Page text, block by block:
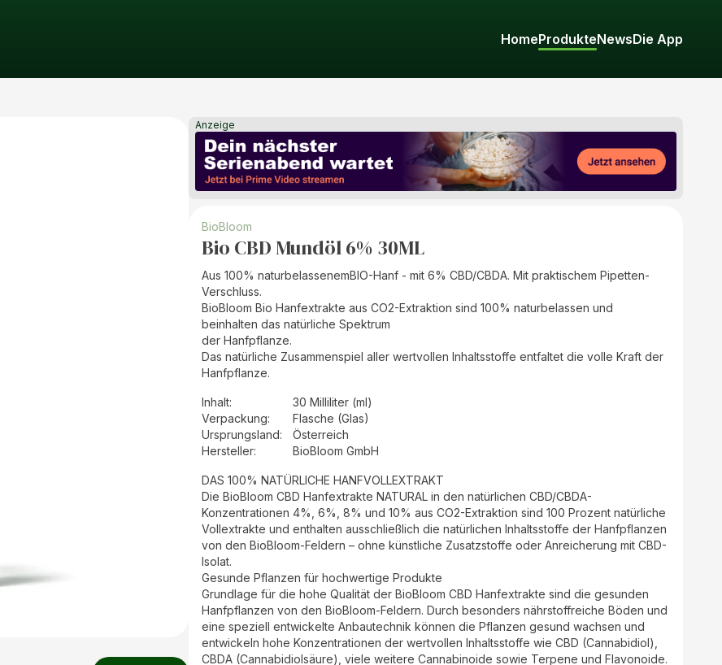
HomeProdukteNewsDie App
Anzeige
BioBloom
Bio CBD Mundöl 6% 30ML
Aus 100% naturbelassenemBIO-Hanf - mit 6% CBD/CBDA. Mit praktischem Pipetten-
Verschluss.
BioBloom Bio Hanfextrakte aus CO2-Extraktion sind 100% naturbelassen und
beinhalten das natürliche Spektrum
der Hanfpflanze.
Das natürliche Zusammenspiel aller wertvollen Inhaltsstoffe entfaltet die volle Kraft der
Hanfpflanze.
Inhalt:
30 Milliliter (ml)
Verpackung:
Flasche (Glas)
Ursprungsland:
Österreich
Hersteller: BioBloom GmbH
DAS 100% NATÜRLICHE HANFVOLLEXTRAKT
Die BioBloom CBD Hanfextrakte NATURAL in den natürlichen CBD/CBDA-
Konzentrationen 4%, 6%, 8% und 10% aus CO2-Extraktion sind 100 Prozent natürliche
Vollextrakte und enthalten ausschließlich die natürlichen Inhaltsstoffe der Hanfpflanzen
von den BioBloom-Feldern – ohne künstliche Zusatzstoffe oder Anreicherung mit CBD-
Isolat.
Gesunde Pflanzen für hochwertige Produkte
Grundlage für die hohe Qualität der BioBloom CBD Hanfextrakte sind die gesunden
Hanfpflanzen von den BioBloom-Feldern. Durch besonders nährstoffreiche Böden und
eine speziell entwickelte Anbautechnik können die Pflanzen gesund wachsen und
entwickeln hohe Konzentrationen der wertvollen Inhaltsstoffe wie CBD (Cannabidiol),
CBDA (Cannabidiolsäure), viele weitere Cannabinoide sowie Terpene und Flavonoide.